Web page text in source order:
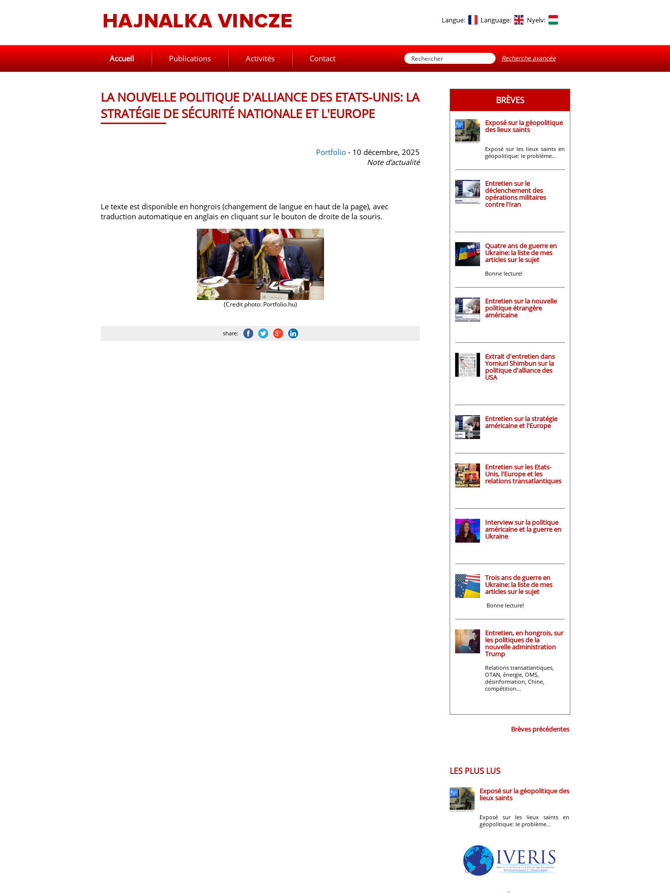
Langue: Language: Nyelv:
Accueil Publications Activités Contact Recherche avancée
LA NOUVELLE POLITIQUE D'ALLIANCE DES ETATS-UNIS: LA
STRATÉGIE DE SÉCURITÉ NATIONALE ET L'EUROPE
Portfolio - 10 décembre, 2025
Note d’actualité
Le texte est disponible en hongrois (changement de langue en haut de la page), avec
traduction automatique en anglais en cliquant sur le bouton de droite de la souris.
(Credit photo: Portfolio.hu)
share:
BRÈVES
Exposé sur la géopolitique
des lieux saints
Exposé sur les lieux saints en
géopolitique: le problème...
Entretien sur le
déclenchement des
opérations militaires
contre l'Iran
Quatre ans de guerre en
Ukraine: la liste de mes
articles sur le sujet
Bonne lecture!
Entretien sur la nouvelle
politique étrangère
américaine
Extrait d'entretien dans
Yomiuri Shimbun sur la
politique d'alliance des
USA
Entretien sur la stratégie
américaine et l'Europe
Entretien sur les Etats-
Unis, l'Europe et les
relations transatlantiques
Interview sur la politique
américaine et la guerre en
Ukraine
Trois ans de guerre en
Ukraine: la liste de mes
articles sur le sujet
Bonne lecture!
Entretien, en hongrois, sur
les politiques de la
nouvelle administration
Trump
Relations transatlantiques,
OTAN, énergie, OMS,
désinformation, Chine,
compétition...
Brèves précédentes
LES PLUS LUS
Exposé sur la géopolitique des
lieux saints
Exposé sur les lieux saints en
géopolitique: le problème...